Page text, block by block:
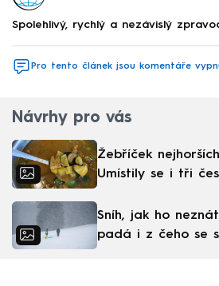
Spolehlivý, rychlý a nezávislý
Pro tento článek jsou komentáře
Návrhy pro vás
Žebříček
Umístily se i tři
Sníh, jak ho
padá i z čeho se